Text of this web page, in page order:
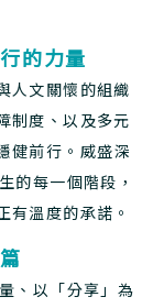
的力量
人文關懷的組織
制度、以及多元
健前行。威盛深
的每一個階段，
有溫度的承諾。
、以「分享」為